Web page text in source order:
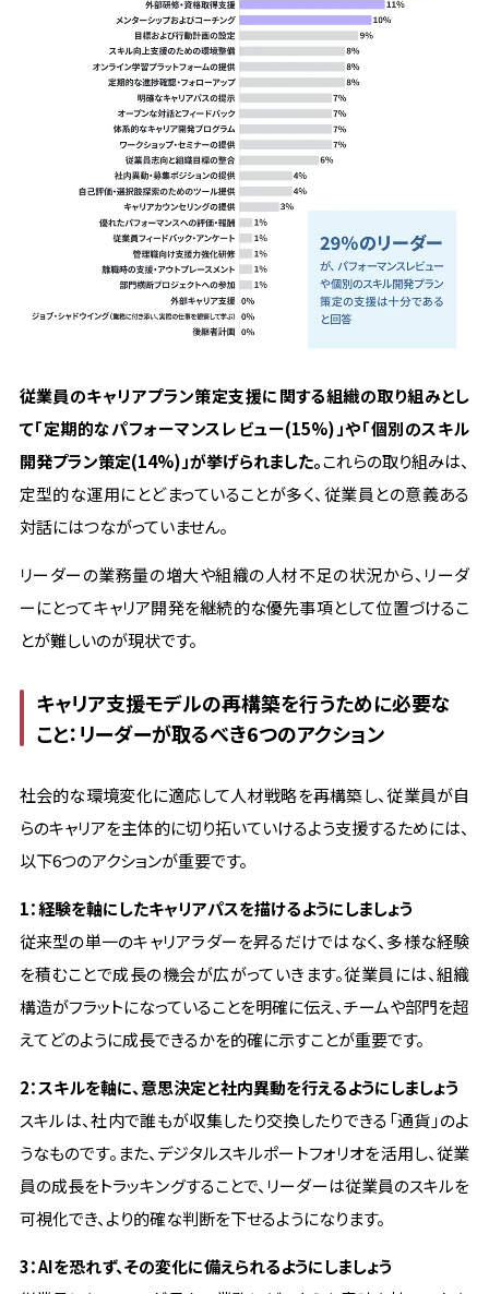
従業員のキャリアプラン策定支援に関する組織の取り組みとし
て「定期的なパフォーマンスレビュー(15%)」や「個別のスキル
開発プラン策定(14%)」が挙げられました。これらの取り組みは、
定型的な運用にとどまっていることが多く、従業員との意義ある
対話にはつながっていません。
リーダーの業務量の増大や組織の人材不足の状況から、リーダ
ーにとってキャリア開発を継続的な優先事項として位置づけるこ
とが難しいのが現状です。
キャリア支援モデルの再構築を行うために必要な
こと：リーダーが取るべき6つのアクション
社会的な環境変化に適応して人材戦略を再構築し、従業員が自
らのキャリアを主体的に切り拓いていけるよう支援するためには、
以下6つのアクションが重要です。
1：経験を軸にしたキャリアパスを描けるようにしましょう
従来型の単一のキャリアラダーを昇るだけではなく、多様な経験
を積むことで成長の機会が広がっていきます。従業員には、組織
構造がフラットになっていることを明確に伝え、チームや部門を超
えてどのように成長できるかを的確に示すことが重要です。
2：スキルを軸に、意思決定と社内異動を行えるようにしましょう
スキルは、社内で誰もが収集したり交換したりできる「通貨」のよ
うなものです。また、デジタルスキルポートフォリオを活用し、従業
員の成長をトラッキングすることで、リーダーは従業員のスキルを
可視化でき、より的確な判断を下せるようになります。
3：AIを恐れず、その変化に備えられるようにしましょう